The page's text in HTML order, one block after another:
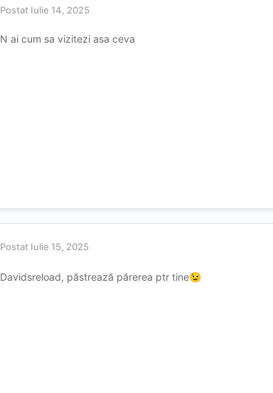
Postat Iulie 14, 2025
N ai cum sa vizitezi asa ceva
Postat Iulie 15, 2025
Davidsreload, păstrează părerea ptr tine😉